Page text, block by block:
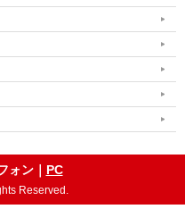
ォン｜ PC
Reserved.